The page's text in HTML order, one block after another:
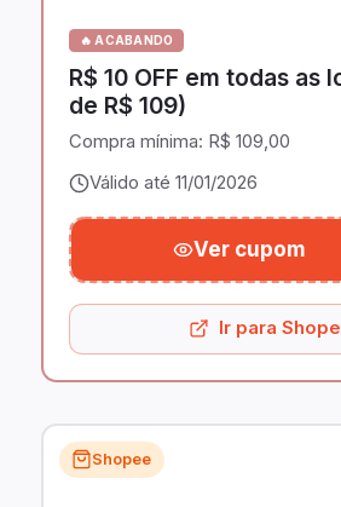
🔥 ACABANDO
R$ 10 OFF em todas as
de R$ 109)
Compra mínima: R$ 109,00
Válido até 11/01/2026
Ver cupom
Ir para
Shopee